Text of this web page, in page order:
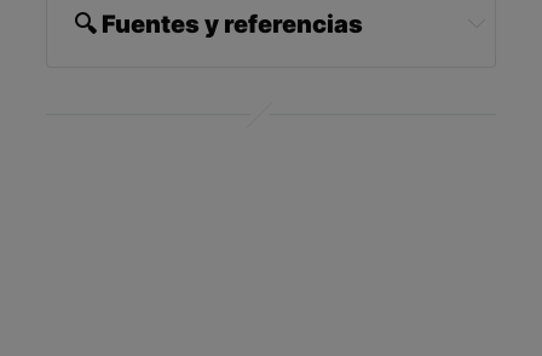
🔍 Fuentes y referencias